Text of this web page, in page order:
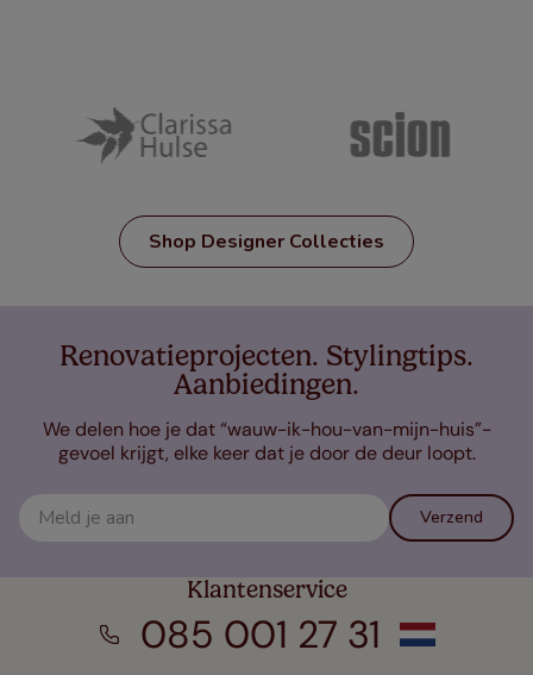
Shop Designer Collecties
Renovatieprojecten. Stylingtips.
Aanbiedingen.
We delen hoe je dat “wauw-ik-hou-van-mijn-huis”-
gevoel krijgt, elke keer dat je door de deur loopt.
Verzend
Klantenservice
085 001 27 31